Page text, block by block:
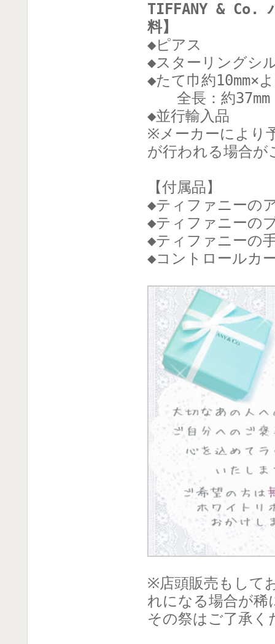
TIFFANY & Co.
料】
◆ピアス
◆スターリング
◆たて巾約10mm×
全長：約37mm
◆並行輸入品
※メーカーにより
が行われる場合が
【付属品】
◆ティファニーの
◆ティファニーの
◆ティファニーの
◆コントロールカ
※店頭販売もして
れになる場合が稀
その祭はご了承く